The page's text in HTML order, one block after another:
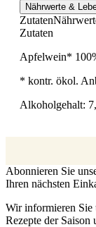
Nährwerte &
Zutaten
Zutaten
Apfelwein*
* kontr. ökol.
Alkoholgehalt:
Abonnieren Sie
Ihren nächsten
Wir informieren Sie
Rezepte der Saison